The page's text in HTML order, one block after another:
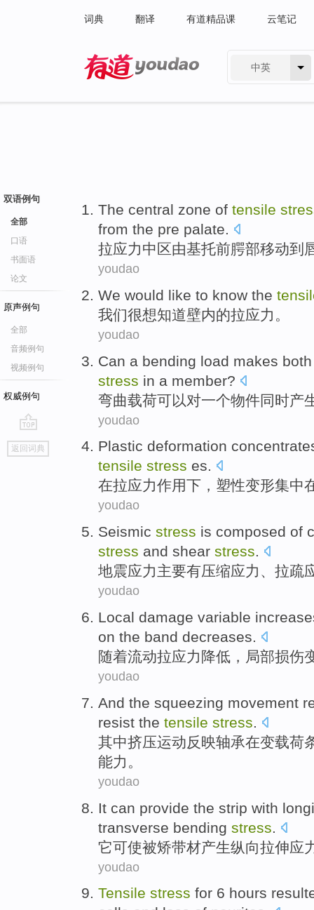
词典 翻译 有道精品课 云笔记
中英
双语例句
全部
口语
书面语
论文
原声例句
全部
音频例句
视频例句
权威例句
go
top
返回词典
The central zone of tensile
from the pre palate.
拉应力中区由基托前腭部移动到
youdao
We would like to know the
我们很想知道壁内的拉应力 。
youdao
Can a bending load makes
stress in a member?
弯曲载荷可以对一个物件同时产
youdao
Plastic deformation
tensile stress es.
在拉应力作用下 ， 塑性变形集中
youdao
Seismic stress is composed of
stress and shear stress.
地震应力主要有压缩应力、 拉疏
youdao
Local damage variable
on the band decreases.
随着流动拉应力 降低 ， 局部损伤
youdao
And the squeezing movement
resist the tensile stress.
其中挤压运动反映轴承在变载荷
能力 。
youdao
It can provide the strip with
transverse bending stress
它可使被矫带材产生纵向拉伸应
youdao
Tensile stress for 6 hours